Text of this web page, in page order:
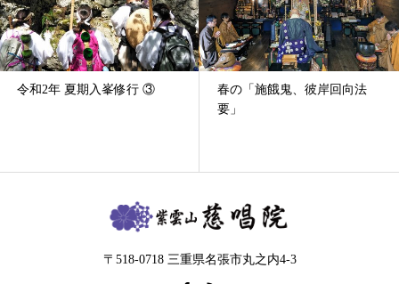
令和2年 夏期入峯修行 ③
春の「施餓鬼、彼岸回向法
要」
〒518-0718 三重県名張市丸之内4-3